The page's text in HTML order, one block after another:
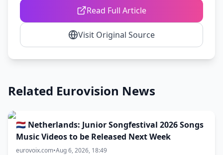
Read Full Article
Visit Original Source
Related Eurovision News
🇳🇱 Netherlands: Junior Songfestival 2026 Songs
Music Videos to be Released Next Week
eurovoix.com•Aug 6, 2026, 18:49